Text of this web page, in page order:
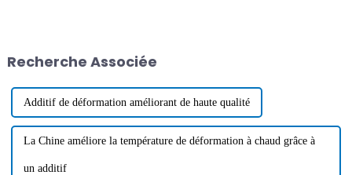
Recherche Associée
Additif de déformation améliorant de haute qualité
La Chine améliore la température de déformation à chaud grâce à
un additif